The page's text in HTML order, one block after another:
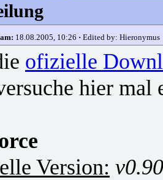
18.08.2005, 10:26 · Edited by: Hieronymus
ofizielle
hier mal
Version: